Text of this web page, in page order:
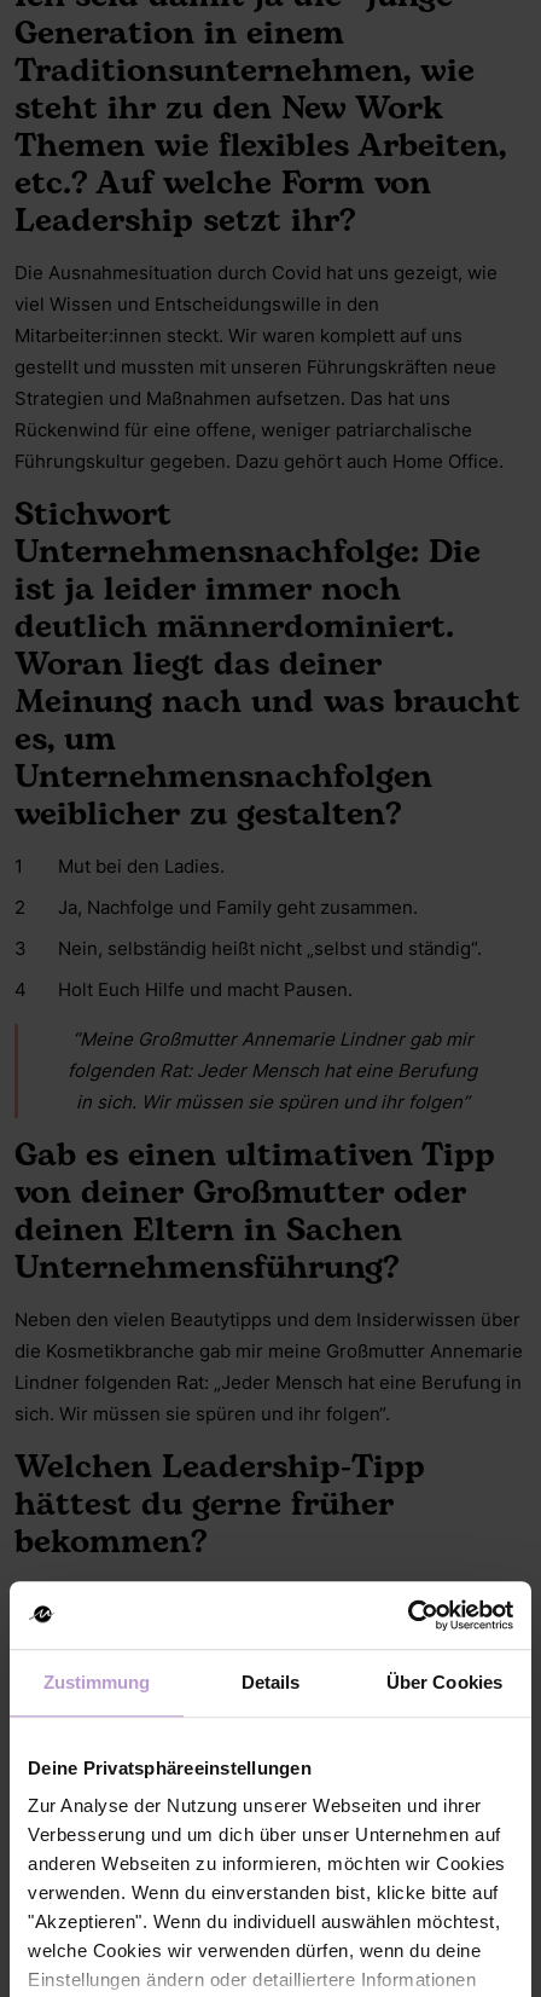
Zustimmung Details Über Cookies
Deine Privatsphäreeinstellungen
Zur Analyse der Nutzung unserer Webseiten und ihrer
Verbesserung und um dich über unser Unternehmen auf
anderen Webseiten zu informieren, möchten wir Cookies
verwenden. Wenn du einverstanden bist, klicke bitte auf
"Akzeptieren". Wenn du individuell auswählen möchtest,
welche Cookies wir verwenden dürfen, wenn du deine
Einstellungen ändern oder detailliertere Informationen
Generation in einem
Traditionsunternehmen, wie
steht ihr zu den New Work
Themen wie flexibles Arbeiten,
etc.? Auf welche Form von
Leadership setzt ihr?
Die Ausnahmesituation durch Covid hat uns gezeigt, wie
viel Wissen und Entscheidungswille in den
Mitarbeiter:innen steckt. Wir waren komplett auf uns
gestellt und mussten mit unseren Führungskräften neue
Strategien und Maßnahmen aufsetzen. Das hat uns
Rückenwind für eine offene, weniger patriarchalische
Führungskultur gegeben. Dazu gehört auch Home Office.
Stichwort
Unternehmensnachfolge: Die
ist ja leider immer noch
deutlich männerdominiert.
Woran liegt das deiner
Meinung nach und was braucht
es, um
Unternehmensnachfolgen
weiblicher zu gestalten?
Mut bei den Ladies.
Ja, Nachfolge und Family geht zusammen.
Nein, selbständig heißt nicht „selbst und ständig“.
Holt Euch Hilfe und macht Pausen.
“Meine Großmutter Annemarie Lindner gab mir
folgenden Rat: Jeder Mensch hat eine Berufung
in sich. Wir müssen sie spüren und ihr folgen”
Gab es einen ultimativen Tipp
von deiner Großmutter oder
deinen Eltern in Sachen
Unternehmensführung?
Neben den vielen Beautytipps und dem Insiderwissen über
die Kosmetikbranche gab mir meine Großmutter Annemarie
Lindner folgenden Rat: „Jeder Mensch hat eine Berufung in
sich. Wir müssen sie spüren und ihr folgen“.
Welchen Leadership-Tipp
hättest du gerne früher
bekommen?
Mode.
Verstehst du dich als
Feministin?
Na klar!
“Für uns stand beim Generationswechsel im
Familienunternehmen früh fest: Das machen wir
besser nicht ohne fremde Hilfe. Fast zehn Jahre
bevor wir Co-CEOs wurden, haben wir uns
deshalb als Familie dazu entschieden, ein
Übergabe-Coaching zu machen.”